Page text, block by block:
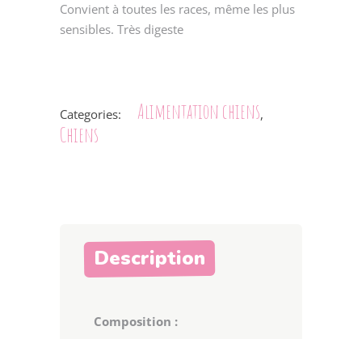
Convient à toutes les races, même les plus
sensibles. Très digeste
Categories: Alimentation chiens,
Chiens
Description
Composition :